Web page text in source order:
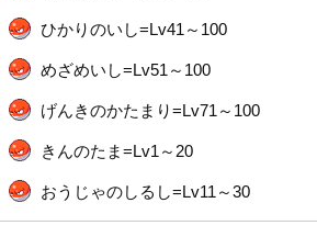
ひかりのいし=Lv41～100
めざめいし=Lv51～100
げんきのかたまり=Lv71～100
きんのたま=Lv1～20
おうじゃのしるし=Lv11～30